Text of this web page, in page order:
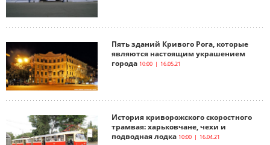
Пять зданий Кривого Рога, которые
являются настоящим украшением
города 10:00 | 16.05.21
История криворожского скоростного
трамвая: харьковчане, чехи и
подводная лодка 10:00 | 16.04.21